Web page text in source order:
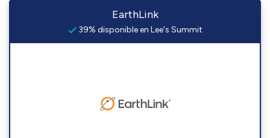
EarthLink
39% disponible en Lee's Summit